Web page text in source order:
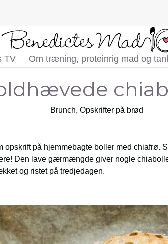
TV Om træning, proteinrig mad og
Brunch, Opskrifter på brød
på hjemmebagte boller med chiafrø.
Den lave gærmængde giver nogle
og ristet på tredjedagen.